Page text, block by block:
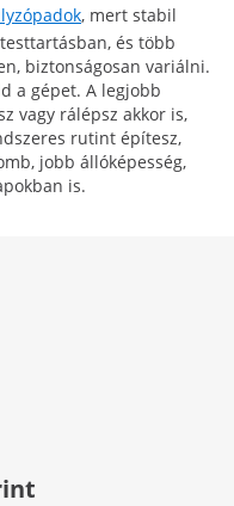
, mert stabil
és több
biztonságosan variálni.
a gépet. A legjobb
vagy rálépsz akkor is,
rutint építesz,
jobb állóképesség,
is.